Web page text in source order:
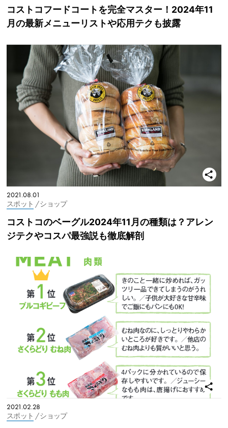
コストコフードコートを完全マスター！2024年11
月の最新メニューリストや応用テクも披露
2021.08.01
スポット / ショップ
コストコのベーグル2024年11月の種類は？アレン
ジテクやコスパ最強説も徹底解剖
2021.02.28
スポット / ショップ